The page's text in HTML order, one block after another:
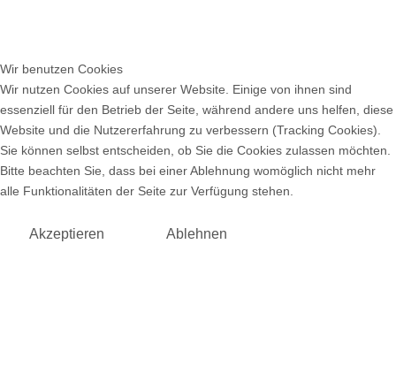
Wir benutzen Cookies
Wir nutzen Cookies auf unserer Website. Einige von ihnen sind
essenziell für den Betrieb der Seite, während andere uns helfen, diese
Website und die Nutzererfahrung zu verbessern (Tracking Cookies).
Sie können selbst entscheiden, ob Sie die Cookies zulassen möchten.
Bitte beachten Sie, dass bei einer Ablehnung womöglich nicht mehr
alle Funktionalitäten der Seite zur Verfügung stehen.
Akzeptieren Ablehnen